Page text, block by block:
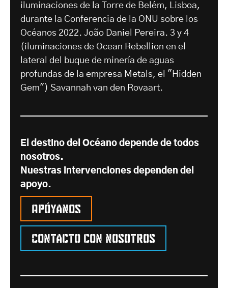
iluminaciones de la Torre de Belém, Lisboa,
durante la Conferencia de la ONU sobre los
Océanos 2022. João Daniel Pereira. 3 y 4
(iluminaciones de Ocean Rebellion en el
lateral del buque de minería de aguas
profundas de la empresa Metals, el "Hidden
Gem") Savannah van den Rovaart.
El destino del Océano depende de todos
nosotros.
Nuestras intervenciones dependen del
apoyo.
Apóyanos
Contacto con nosotros